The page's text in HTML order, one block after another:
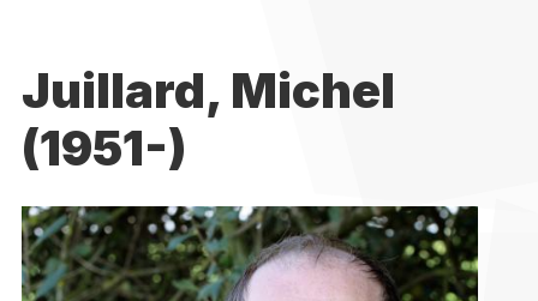
Juillard, Michel
(1951-)